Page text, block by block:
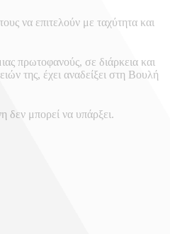
να επιτελούν με ταχύτητα και
πρωτοφανούς, σε διάρκεια και
της, έχει αναδείξει στη Βουλή
δεν μπορεί να υπάρξει.